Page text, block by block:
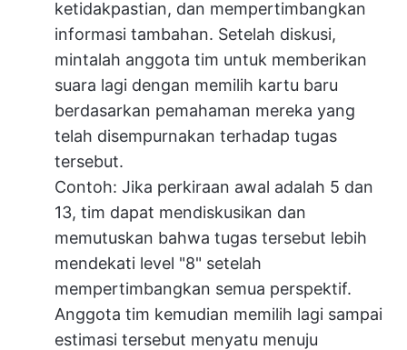
ketidakpastian, dan mempertimbangkan
informasi tambahan. Setelah diskusi,
mintalah anggota tim untuk memberikan
suara lagi dengan memilih kartu baru
berdasarkan pemahaman mereka yang
telah disempurnakan terhadap tugas
tersebut.
Contoh: Jika perkiraan awal adalah 5 dan
13, tim dapat mendiskusikan dan
memutuskan bahwa tugas tersebut lebih
mendekati level "8" setelah
mempertimbangkan semua perspektif.
Anggota tim kemudian memilih lagi sampai
estimasi tersebut menyatu menuju